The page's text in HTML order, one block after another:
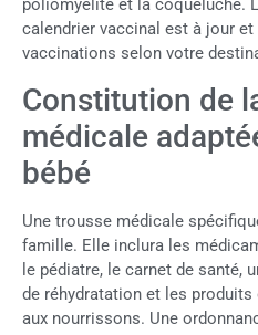
poliomyélite et la coqueluche.
calendrier vaccinal est à jour
vaccinations selon votre
Constitution de
médicale
bébé
Une trousse médicale
famille. Elle inclura les
le pédiatre, le carnet de santé,
de réhydratation et les
aux nourrissons. Une